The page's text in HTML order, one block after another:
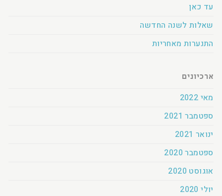
עד כאן
שאלות לשנה החדשה
התנערות מאחריות
ארכיונים
מאי 2022
ספטמבר 2021
ינואר 2021
ספטמבר 2020
אוגוסט 2020
יולי 2020